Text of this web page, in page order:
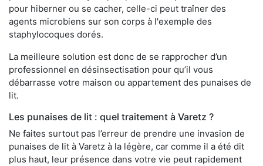
pour hiberner ou se cacher, celle-ci peut traîner des
agents microbiens sur son corps à l'exemple des
staphylocoques dorés.
La meilleure solution est donc de se rapprocher d’un
professionnel en désinsectisation pour qu’il vous
débarrasse votre maison ou appartement des punaises de
lit.
Les punaises de lit : quel traitement à Varetz ?
Ne faites surtout pas l’erreur de prendre une invasion de
punaises de lit à Varetz à la légère, car comme il a été dit
plus haut, leur présence dans votre vie peut rapidement